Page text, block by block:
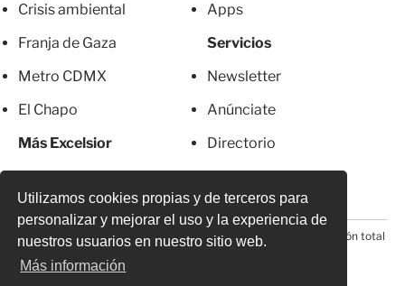
Utilizamos cookies propias y de terceros para
personalizar y mejorar el uso y la experiencia de
nuestros usuarios en nuestro sitio web.
Más información
Crisis ambiental
Franja de Gaza
Metro CDMX
El Chapo
Más Excelsior
Apps
Servicios
Newsletter
Anúnciate
Directorio
© 2026 Todos los derechos reservados. Prohibida la reproducción total
o parcial, incluyendo cualquier medio electrónico*